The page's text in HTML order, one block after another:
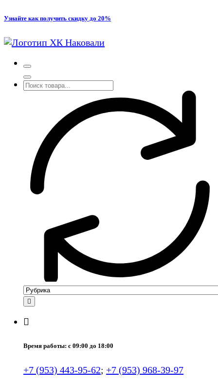
Перейти
содержимому
Узнайте как получить скидку до 20%
Время работы: с 09:00 до 18:00
+7 (953) 443-95-62; +7 (953) 968-39-97